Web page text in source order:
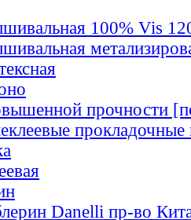
100% Vis
прочности
прокладочные
Danelli пр-во